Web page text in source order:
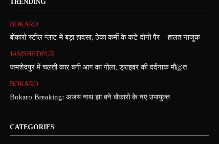
TRENDING
BOKARO
बोकारो स्टील प्लांट में बड़ा हादसा, ठेका कर्मी के कटे दोनों पैर – हालत नाजुक
JAMSHEDPUR
जमशेदपुर में चलती कार बनी आग का गोला, ड्राइवर की दर्दनाक मौ@त
BOKARO
Bokaro Breaking: अजय नाथ झा बने बोकारो के नए उपायुक्त
CATEGORIES